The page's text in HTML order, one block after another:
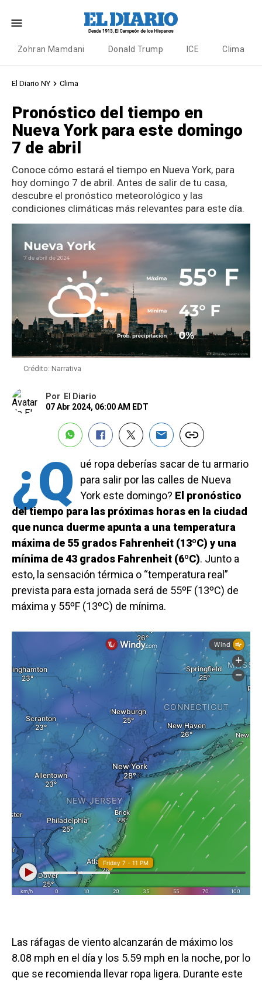
Zohran Mamdani Donald Trump ICE Clima
El Diario NY Clima
Pronóstico del tiempo en
Nueva York para este domingo
7 de abril
Conoce cómo estará el tiempo en Nueva York, para
hoy domingo 7 de abril. Antes de salir de tu casa,
descubre el pronóstico meteorológico y las
condiciones climáticas más relevantes para este día.
Crédito: Narrativa
Por
El Diario
07 Abr 2024, 06:00 AM EDT
¿Q
ué ropa deberías sacar de tu armario
para salir por las calles de Nueva
York este domingo? El pronóstico
del tiempo para las próximas horas en la ciudad
que nunca duerme apunta a una temperatura
máxima de 55 grados Fahrenheit (13ºC) y una
mínima de 43 grados Fahrenheit (6ºC). Junto a
esto, la sensación térmica o “temperatura real”
prevista para esta jornada será de 55ºF (13ºC) de
máxima y 55ºF (13ºC) de mínima.
Las ráfagas de viento alcanzarán de máximo los
8.08 mph en el día y los 5.59 mph en la noche, por lo
que se recomienda llevar ropa ligera. Durante este